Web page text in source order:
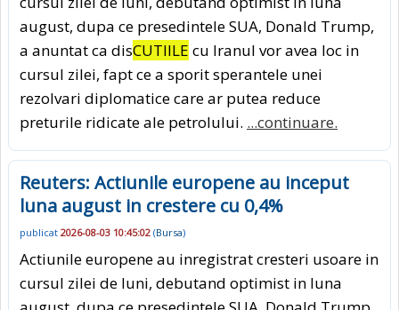
august, dupa ce presedintele SUA, Donald Trump,
a anuntat ca disCUTIILE cu Iranul vor avea loc in
cursul zilei, fapt ce a sporit sperantele unei
rezolvari diplomatice care ar putea reduce
preturile ridicate ale petrolului. ...continuare.
Reuters: Actiunile europene au inceput
luna august in crestere cu 0,4%
publicat 2026-08-03 10:45:02 (Bursa)
Actiunile europene au inregistrat cresteri usoare in
cursul zilei de luni, debutand optimist in luna